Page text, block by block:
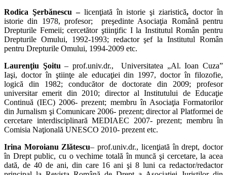
Rodica Şerbănescu – licenţiată în istorie şi ziaristică,doctor în
istorie din 1978, profesor; preşedinte Asociaţia Română pentru
Drepturile Femeii; cercetător ştiinţific I la Institutul Român pentru
Drepturile Omului, 1992-1993; redactor şef la Institutul Român
pentru Drepturile Omului, 1994-2009 etc.
Laurenţiu Şoitu – prof.univ.dr., Universitatea „Al. Ioan Cuza”
Iaşi, doctor în ştiinţe ale educaţiei din 1997, doctor în filozofie,
logică din 1982; conducător de doctorate din 2009; profesor
universitar emerit din 2010; director al Institutului de Educaţie
Continuă (IEC) 2006- prezent; membru în Asociaţia Formatorilor
din Jurnalism şi Comunicare 2006- prezent; director al Platformei de
cercetare interdisciplinară MEDIAEC 2007- prezent; membru în
Comisia Naţională UNESCO 2010- prezent etc.
Irina Moroianu Zlătescu– prof.univ.dr., licenţiată în drept, doctor
în Drept public, cu o vechime totală în muncă şi cercetare, la acea
dată, de 40 de ani, din care 16 ani şi 8 luni ca redactor/redactor